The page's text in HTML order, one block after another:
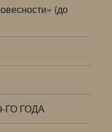
(до
ГО ГОДА